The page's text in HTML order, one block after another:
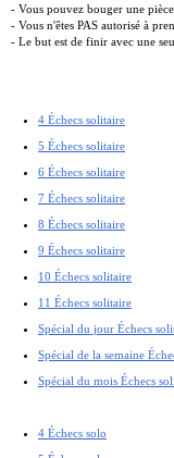
- Vous pouvez bouger une
- Vous n'êtes PAS autorisé à
- Le but est de finir avec une
4 Échecs solitaire
5 Échecs solitaire
6 Échecs solitaire
7 Échecs solitaire
8 Échecs solitaire
9 Échecs solitaire
10 Échecs solitaire
11 Échecs solitaire
Spécial du jour Échecs
Spécial de la semaine
Spécial du mois Échecs
4 Échecs solo